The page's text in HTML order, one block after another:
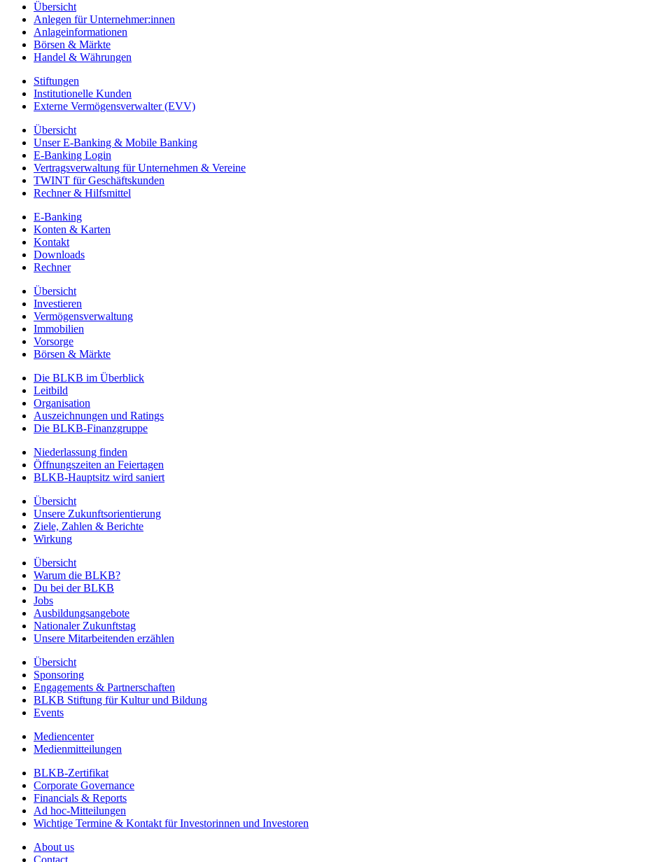
Übersicht
Anlegen für Unternehmer:innen
Anlageinformationen
Börsen & Märkte
Handel & Währungen
Stiftungen
Institutionelle Kunden
Externe Vermögensverwalter (EVV)
Übersicht
Unser E-Banking & Mobile Banking
E-Banking Login
Vertragsverwaltung für Unternehmen & Vereine
TWINT für Geschäftskunden
Rechner & Hilfsmittel
E-Banking
Konten & Karten
Kontakt
Downloads
Rechner
Übersicht
Investieren
Vermögensverwaltung
Immobilien
Vorsorge
Börsen & Märkte
Die BLKB im Überblick
Leitbild
Organisation
Auszeichnungen und Ratings
Die BLKB-Finanzgruppe
Niederlassung finden
Öffnungszeiten an Feiertagen
BLKB-Hauptsitz wird saniert
Übersicht
Unsere Zukunftsorientierung
Ziele, Zahlen & Berichte
Wirkung
Übersicht
Warum die BLKB?
Du bei der BLKB
Jobs
Ausbildungsangebote
Nationaler Zukunftstag
Unsere Mitarbeitenden erzählen
Übersicht
Sponsoring
Engagements & Partnerschaften
BLKB Stiftung für Kultur und Bildung
Events
Mediencenter
Medienmitteilungen
BLKB-Zertifikat
Corporate Governance
Financials & Reports
Ad hoc-Mitteilungen
Wichtige Termine & Kontakt für Investorinnen und Investoren
About us